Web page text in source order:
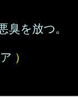
臭を放つ。
）